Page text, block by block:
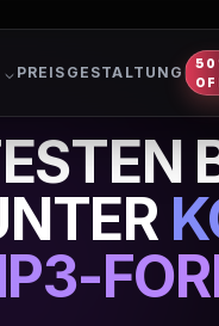
PREISGESTALTUNG